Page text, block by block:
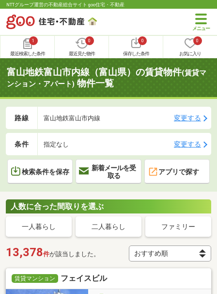
NTTグループ運営の不動産総合サイト goo住宅・不動産
1
最近検索した条件
0
最近見た物件
0
保存した条件
0
お気に入り
富山地鉄富山市内線（富山県）の賃貸物件(賃貸マ
ンション・アパート) 物件一覧
路線 富山地鉄富山市内線 変更する
条件 指定なし 変更する
検索条件を保存
新着メールを受
取る
アプリで探す
人数に合った間取りを選ぶ
一人暮らし 二人暮らし ファミリー
13,378件が該当しました。
賃貸マンション フェイスビル